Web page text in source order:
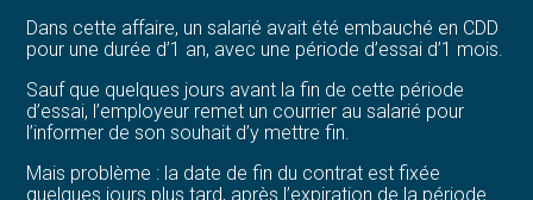
Dans cette affaire, un salarié avait été embauché en CDD
pour une durée d’1 an, avec une période d’essai d’1 mois.
Sauf que quelques jours avant la fin de cette période
d’essai, l’employeur remet un courrier au salarié pour
l’informer de son souhait d’y mettre fin.
Mais problème : la date de fin du contrat est fixée
quelques jours plus tard, après l’expiration de la période